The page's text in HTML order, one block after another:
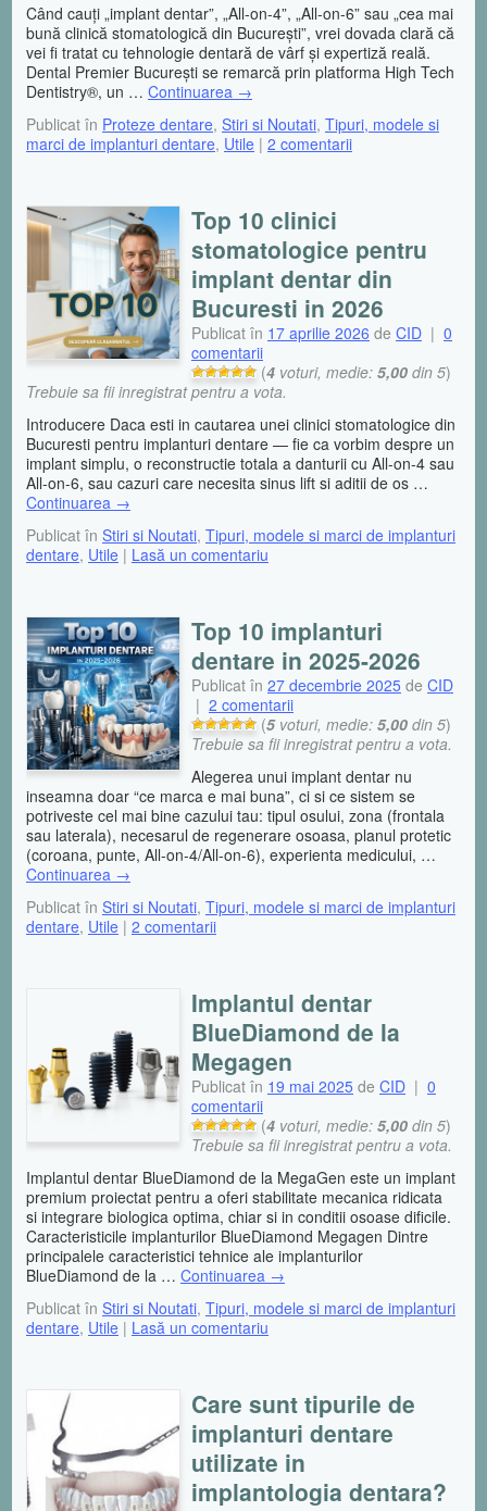
Când cauți „implant dentar”, „All-on-4”, „All-on-6” sau „cea mai
bună clinică stomatologică din București”, vrei dovada clară că
vei fi tratat cu tehnologie dentară de vârf și expertiză reală.
Dental Premier București se remarcă prin platforma High Tech
Dentistry®, un … Continuarea →
Publicat în Proteze dentare, Stiri si Noutati, Tipuri, modele si
marci de implanturi dentare, Utile | 2 comentarii
Top 10 clinici
stomatologice pentru
implant dentar din
Bucuresti in 2026
Publicat în 17 aprilie 2026 de CID | 0
comentarii
(4 voturi, medie: 5,00 din 5)
Trebuie sa fii inregistrat pentru a vota.
Introducere Daca esti in cautarea unei clinici stomatologice din
Bucuresti pentru implanturi dentare — fie ca vorbim despre un
implant simplu, o reconstructie totala a danturii cu All-on-4 sau
All-on-6, sau cazuri care necesita sinus lift si aditii de os …
Continuarea →
Publicat în Stiri si Noutati, Tipuri, modele si marci de implanturi
dentare, Utile | Lasă un comentariu
Top 10 implanturi
dentare in 2025-2026
Publicat în 27 decembrie 2025 de CID
| 2 comentarii
(5voturi, medie: 5,00 din 5)
Trebuie sa fii inregistrat pentru a vota.
Alegerea unui implant dentar nu
inseamna doar “ce marca e mai buna”, ci si ce sistem se
potriveste cel mai bine cazului tau: tipul osului, zona (frontala
sau laterala), necesarul de regenerare osoasa, planul protetic
(coroana, punte, All-on-4/All-on-6), experienta medicului, …
Continuarea →
Publicat în Stiri si Noutati, Tipuri, modele si marci de implanturi
dentare, Utile | 2 comentarii
Implantul dentar
BlueDiamond de la
Megagen
Publicat în 19 mai 2025 de CID | 0
comentarii
(4 voturi, medie: 5,00 din 5)
Trebuie sa fii inregistrat pentru a vota.
Implantul dentar BlueDiamond de la MegaGen este un implant
premium proiectat pentru a oferi stabilitate mecanica ridicata
si integrare biologica optima, chiar si in conditii osoase dificile.
Caracteristicile implanturilor BlueDiamond Megagen Dintre
principalele caracteristici tehnice ale implanturilor
BlueDiamond de la … Continuarea →
Publicat în Stiri si Noutati, Tipuri, modele si marci de implanturi
dentare, Utile | Lasă un comentariu
Care sunt tipurile de
implanturi dentare
utilizate in
implantologia dentara?